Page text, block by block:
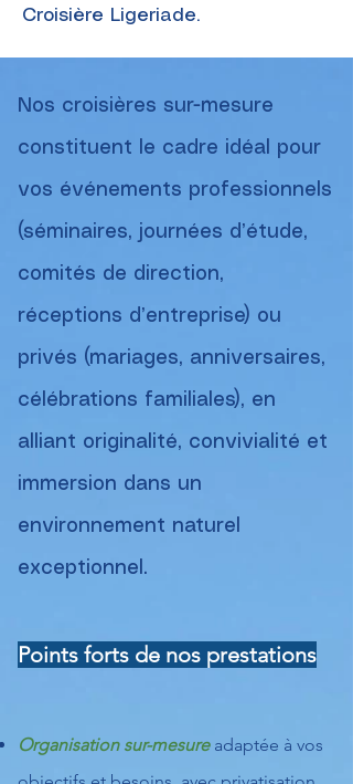
Croisière Ligeriade.
Nos croisières sur-mesure
constituent le cadre idéal pour
vos événements professionnels
(séminaires, journées d’étude,
comités de direction,
réceptions d’entreprise) ou
privés (mariages, anniversaires,
célébrations familiales), en
alliant originalité, convivialité et
immersion dans un
environnement naturel
exceptionnel.
Points forts de nos prestations
Organisation sur-mesure adaptée à vos